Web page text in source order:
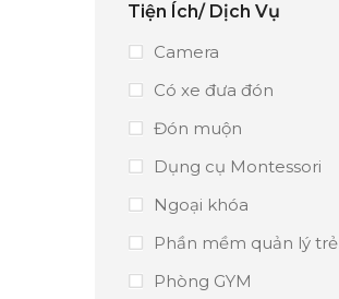
Tiện Ích/ Dịch Vụ
Camera
Có xe đưa đón
Đón muộn
Dụng cụ Montessori
Ngoại khóa
Phần mềm quản lý trẻ
Phòng GYM